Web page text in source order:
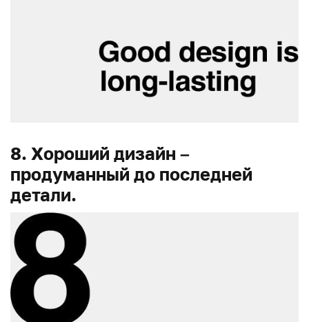
8. Хороший дизайн –
продуманный до последней
детали.